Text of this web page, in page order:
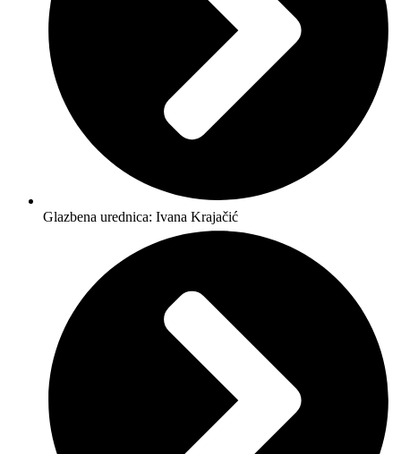
Glazbena urednica: Ivana Krajačić